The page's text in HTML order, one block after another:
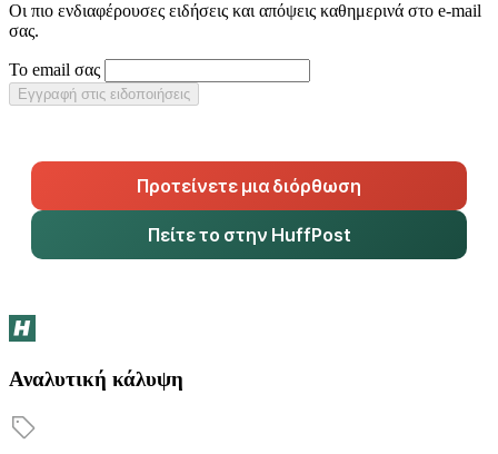
Οι πιο ενδιαφέρουσες ειδήσεις και απόψεις καθημερινά στο e-mail
σας.
Το email σας
Εγγραφή στις ειδοποιήσεις
Προτείνετε μια διόρθωση
Πείτε το στην HuffPost
Αναλυτική κάλυψη